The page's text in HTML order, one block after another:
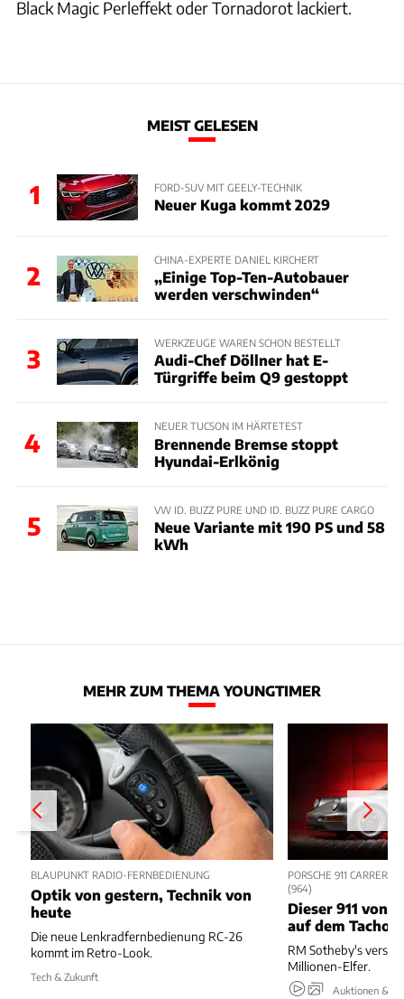
Black Magic Perleffekt oder Tornadorot lackiert.
MEIST GELESEN
1 FORD-SUV MIT GEELY-TECHNIK
Neuer Kuga kommt 2029
2
CHINA-EXPERTE DANIEL KIRCHERT
„Einige Top-Ten-Autobauer
werden verschwinden“
3
WERKZEUGE WAREN SCHON BESTELLT
Audi-Chef Döllner hat E-
Türgriffe beim Q9 gestoppt
4
NEUER TUCSON IM HÄRTETEST
Brennende Bremse stoppt
Hyundai-Erlkönig
5
VW ID. BUZZ PURE UND ID. BUZZ PURE CARGO
Neue Variante mit 190 PS und 58
kWh
MEHR ZUM THEMA YOUNGTIMER
BLAUPUNKT RADIO-FERNBEDIENUNG
Optik von gestern, Technik von
heute
Die neue Lenkradfernbedienung RC-26
kommt im Retro-Look.
Tech & Zukunft
PORSCHE 911 CARRERA
964)
Dieser 911 von
auf dem Tacho
RM Sotheby's
Millionen-Elfer.
Auktionen &